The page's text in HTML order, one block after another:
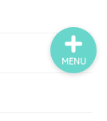
MENU